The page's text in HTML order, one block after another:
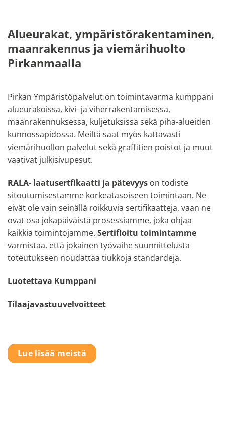
Alueurakat, ympäristörakentaminen,
maanrakennus ja viemärihuolto
Pirkanmaalla
Pirkan Ympäristöpalvelut on toimintavarma kumppani
alueurakoissa, kivi- ja viherrakentamisessa,
maanrakennuksessa, kuljetuksissa sekä piha-alueiden
kunnossapidossa. Meiltä saat myös kattavasti
viemärihuollon palvelut sekä graffitien poistot ja muut
vaativat julkisivupesut.
RALA- laatusertfikaatti ja pätevyys on todiste
sitoutumisestamme korkeatasoiseen toimintaan. Ne
eivät ole vain seinällä roikkuvia sertifikaatteja, vaan ne
ovat osa jokapäiväistä prosessiamme, joka ohjaa
kaikkia toimintojamme. Sertifioitu toimintamme
varmistaa, että jokainen työvaihe suunnittelusta
toteutukseen noudattaa tiukkoja standardeja.
Luotettava Kumppani
Tilaajavastuuvelvoitteet
Lue lisää meistä